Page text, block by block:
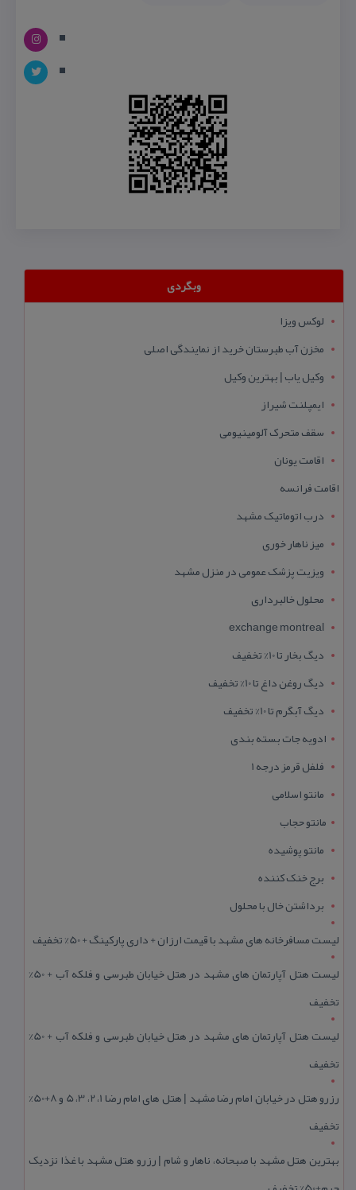
وبگردی
لوکس ویزا
مخزن آب طبرستان خرید از نمایندگی اصلی
وکیل یاب | بهترین وکیل
ایمپلنت شیراز
سقف متحرک آلومینیومی
اقامت یونان
اقامت فرانسه
درب اتوماتیک مشهد
میز ناهار خوری
ویزیت پزشک عمومی در منزل مشهد
محلول خالبرداری
exchange montreal
دیگ بخار تا 10% تخفیف
دیگ روغن داغ تا 10% تخفیف
دیگ آبگرم تا 10% تخفیف
ادویه جات بسته بندی
فلفل قرمز درجه 1
مانتو اسلامی
مانتو حجاب
مانتو پوشیده
برج خنک کننده
برداشتن خال با محلول
لیست مسافرخانه های مشهد با قیمت ارزان + داری پارکینگ + 50% تخفیف
لیست هتل آپارتمان های مشهد در هتل خیابان طبرسی و فلکه آب + 50%
تخفیف
لیست هتل آپارتمان های مشهد در هتل خیابان طبرسی و فلکه آب + 50%
تخفیف
رزرو هتل در خیابان امام رضا مشهد | هتل‌ های امام رضا 1، 2، 3، 5 و 8+50%
تخفیف
بهترین هتل مشهد با صبحانه، ناهار و شام | رزرو هتل مشهد با غذا نزدیک